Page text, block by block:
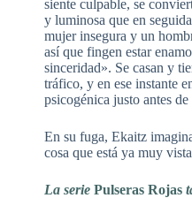
siente culpable, se
y luminosa que en
mujer insegura y un
así que fingen estar
sinceridad». Se casan y
tráfico, y en ese instante
psicogénica justo antes
En su fuga, Ekaitz
cosa que está ya muy
La serie Pulseras Rojas